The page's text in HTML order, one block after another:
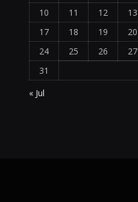
10
11 12 13
17
18 19 20
24
25 26 27
31
« Jul